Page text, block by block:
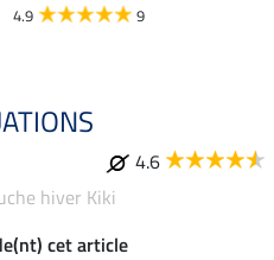
4.9 9
4.6
hiver Kiki
cet article